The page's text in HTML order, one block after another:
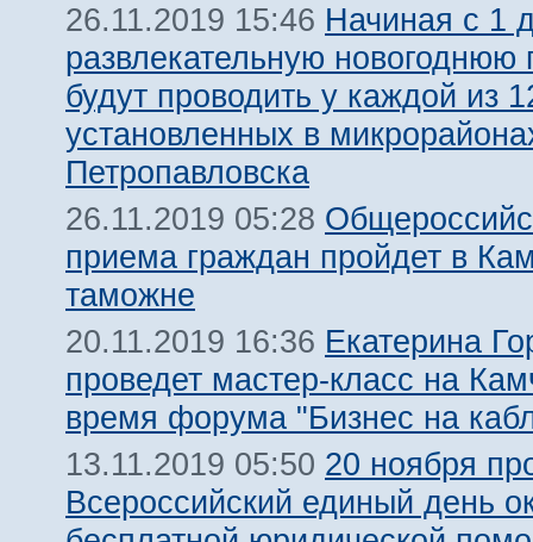
26.11.2019 15:46 Начиная с 1
развлекательную новогоднюю
будут проводить у каждой из
установленных в
Петропавловска
26.11.2019 05:28
приема граждан пройдет в
таможне
20.11.2019 16:36 Екатерина
проведет мастер-класс на
время форума "Бизнес на
13.11.2019 05:50 20 ноября
Всероссийский единый день